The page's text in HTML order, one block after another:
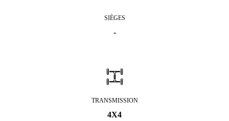
SIÈGES
-
TRANSMISSION
4X4